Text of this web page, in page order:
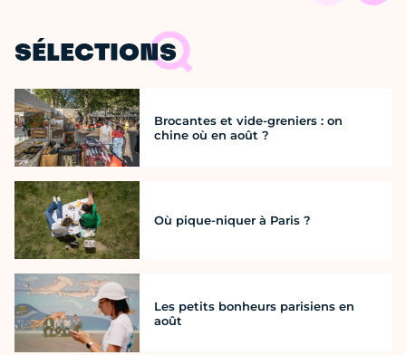
SÉLECTIONS
Brocantes et vide-greniers : on
chine où en août ?
Où pique-niquer à Paris ?
Les petits bonheurs parisiens en
août